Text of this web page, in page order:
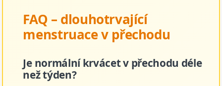
FAQ – dlouhotrvající
menstruace v přechodu
Je normální krvácet v přechodu déle
než týden?